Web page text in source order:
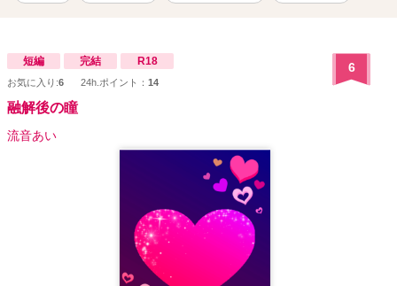
短編 完結 R18
お気に入り:6 24h.ポイント： 14
6
融解後の瞳
流音あい